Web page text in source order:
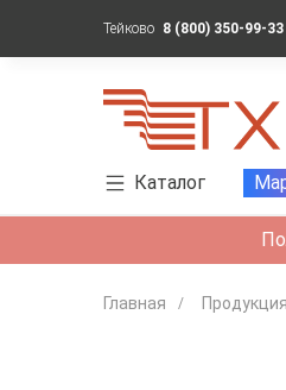
Тейково 8 (800) 350-99-33
Каталог
Главная Продукция